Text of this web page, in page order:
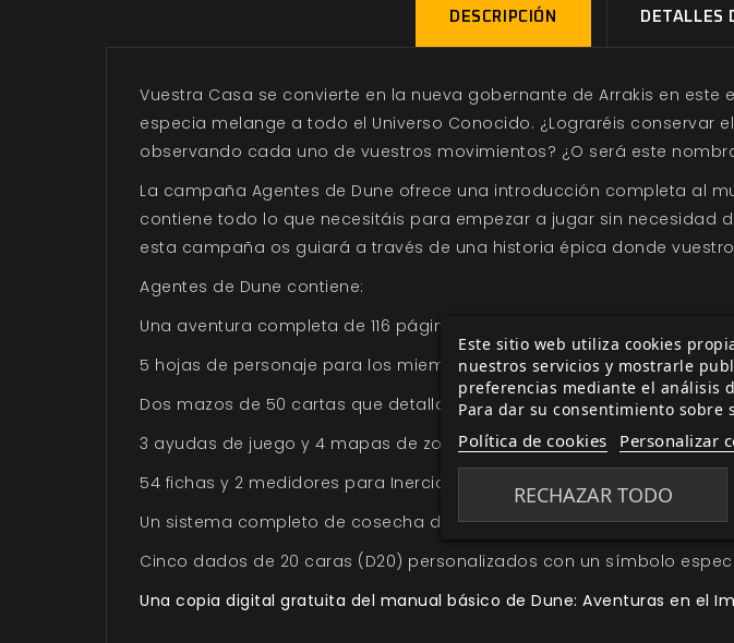
DESCRIPCIÓN DETALLES
Vuestra Casa se convierte en la nueva gobernante de Arrakis en
especia melange a todo el Universo Conocido. ¿Lograréis conservar
observando cada uno de vuestros movimientos? ¿O será este
La campaña Agentes de Dune ofrece una introducción completa al
contiene todo lo que necesitáis para empezar a jugar sin necesidad
esta campaña os guiará a través de una historia épica donde
Agentes de Dune contiene:
Una aventura completa de 116 páginas con una guía de juego paso a
5 hojas de personaje para los miembros de la Casa Nagara.
Dos mazos de 50 cartas que detallan PNJ, recursos y rasgos para
3 ayudas de juego y 4 mapas de zonas que llevarán la experiencia de
54 fichas y 2 medidores para Inercia, Amenaza y Determinación.
Un sistema completo de cosecha de especia para hacer un
Cinco dados de 20 caras (D20) personalizados con un símbolo
Una copia digital gratuita del manual básico de Dune: Aventuras en el
Este sitio web utiliza cookies
nuestros servicios y mostrarle
preferencias mediante el análisis
Para dar su consentimiento sobre
Política de cookies Personalizar
RECHAZAR TODO